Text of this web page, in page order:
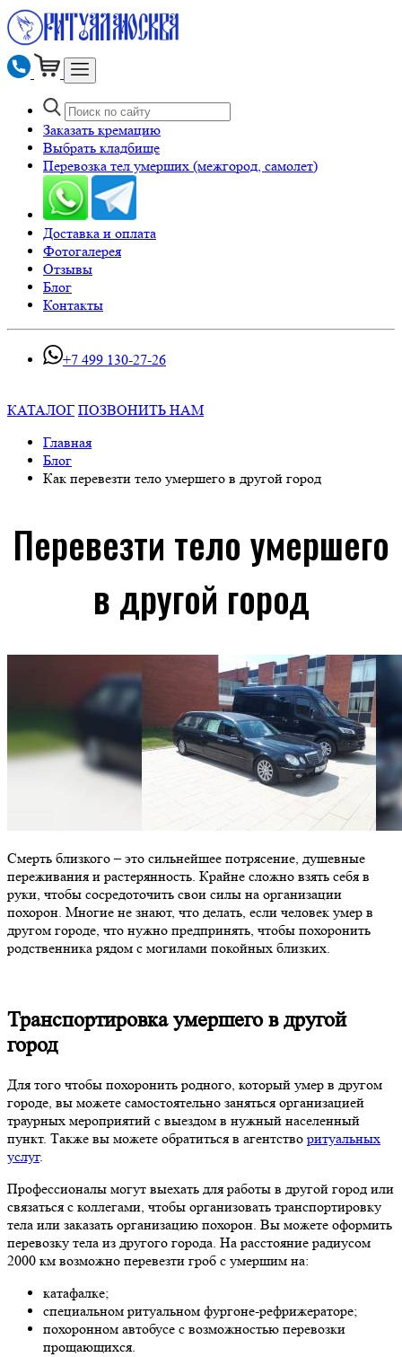
Заказать кремацию
Выбрать кладбище
Перевозка тел умерших (межгород, самолет)
Доставка и оплата
Фотогалерея
Отзывы
Блог
Контакты
+7 499 130-27-26
КАТАЛОГ ПОЗВОНИТЬ НАМ
Главная
Блог
Как перевезти тело умершего в другой город
Перевезти тело умершего
в другой город
Смерть близкого – это сильнейшее потрясение, душевные
переживания и растерянность. Крайне сложно взять себя в
руки, чтобы сосредоточить свои силы на организации
похорон. Многие не знают, что делать, если человек умер в
другом городе, что нужно предпринять, чтобы похоронить
родственника рядом с могилами покойных близких.
Транспортировка умершего в другой
город
Для того чтобы похоронить родного, который умер в другом
городе, вы можете самостоятельно заняться организацией
траурных мероприятий с выездом в нужный населенный
пункт. Также вы можете обратиться в агентство ритуальных
услуг.
Профессионалы могут выехать для работы в другой город или
связаться с коллегами, чтобы организовать транспортировку
тела или заказать организацию похорон. Вы можете оформить
перевозку тела из другого города. На расстояние радиусом
2000 км возможно перевезти гроб с умершим на:
катафалке;
специальном ритуальном фургоне-рефрижераторе;
похоронном автобусе с возможностью перевозки
прощающихся.